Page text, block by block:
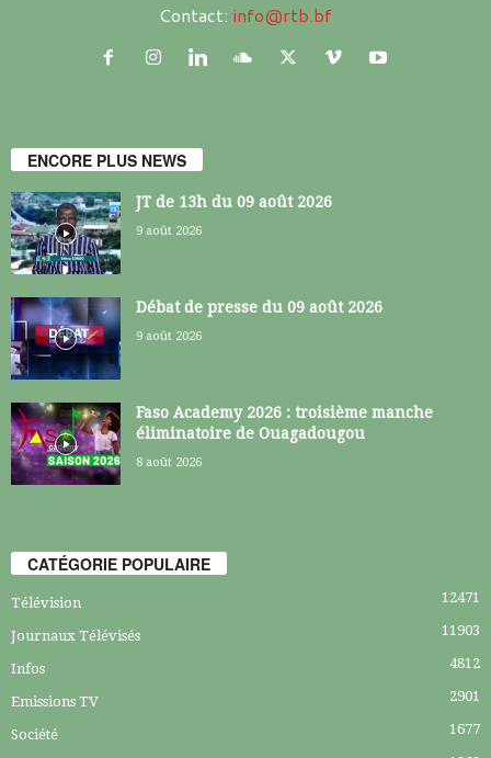
Contact: info@rtb.bf
ENCORE PLUS NEWS
JT de 13h du 09 août 2026
9 août 2026
Débat de presse du 09 août 2026
9 août 2026
Faso Academy 2026 : troisième manche
éliminatoire de Ouagadougou
8 août 2026
CATÉGORIE POPULAIRE
Télévision 12471
Journaux Télévisés 11903
Infos 4812
Emissions TV 2901
Société
1677